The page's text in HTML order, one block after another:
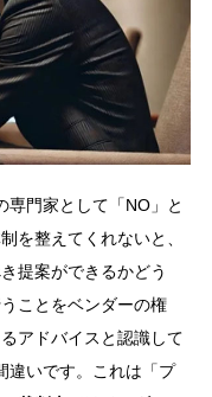
専門家として「NO」と
を整えてくれないと、
提案ができるかどう
ことをベンダーの権
アドバイスと認識して
違いです。これは「プ